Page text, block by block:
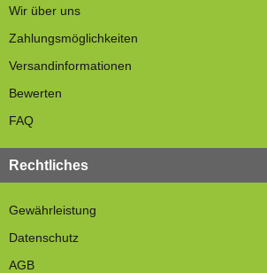
Wir über uns
Zahlungsmöglichkeiten
Versandinformationen
Bewerten
FAQ
Rechtliches
Gewährleistung
Datenschutz
AGB